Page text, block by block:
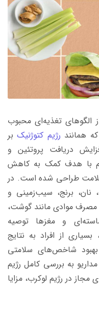
الگوهای تغذیه‌ای محبوب
همانند رژیم کتوژنیکبر
دریافت پروتئین و
با هدف کمک به کاهش
طراحی شده است. در
نان، برنج، سیب‌زمینی و
موادی مانند گوشت،
و مغزها توصیه
از افراد به نتایج
شاخص‌های سلامتی
به بررسی کامل رژیم
در رژیم لوکرب، مزایا